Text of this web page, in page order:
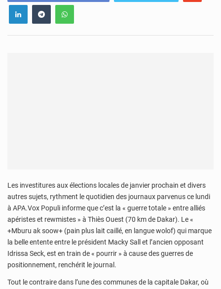
Les investitures aux élections locales de janvier prochain et divers
autres sujets, rythment le quotidien des journaux parvenus ce lundi
à APA.Vox Populi informe que c’est la « guerre totale » entre alliés
apéristes et rewmistes » à Thiès Ouest (70 km de Dakar). Le «
+Mburu ak soow+ (pain plus lait caillé, en langue wolof) qui marque
la belle entente entre le président Macky Sall et l’ancien opposant
Idrissa Seck, est en train de « pourrir » à cause des guerres de
positionnement, renchérit le journal.
Tout le contraire dans l’une des communes de la capitale Dakar, où